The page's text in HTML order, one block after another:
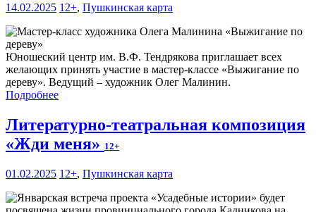
14.02.2025 12+, Пушкинская карта
Юношеский центр им. В.Ф. Тендрякова приглашает всех
желающих принять участие в мастер-классе «Выжигание по
дереву». Ведущий – художник Олег Малинин.
Подробнее
Литературно-театральная композиция
«Жди меня» 12+
01.02.2025 12+, Пушкинская карта